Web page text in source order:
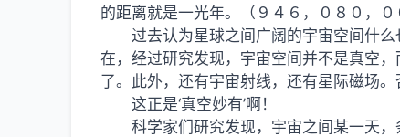
的距离就是一光年。（９４６，０８０，０
过去认为星球之间广阔的宇宙空间什
在，经过研究发现，宇宙空间并不是真空
了。此外，还有宇宙射线，还有星际磁场
这正是‘真空妙有’啊！
科学家们研究发现，宇宙之间某一天